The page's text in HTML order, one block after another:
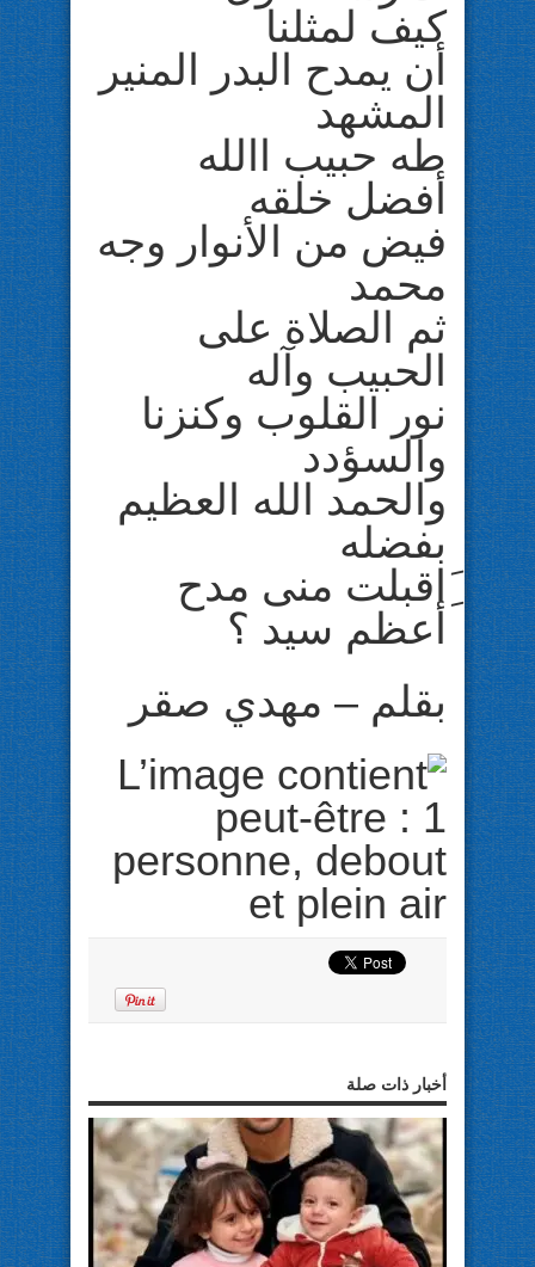
كيف لمثلنا
أن يمدح البدر المنير
المشهد
طه حبيب االله
أفضل خلقه
فيض من الأنوار وجه
محمد
ثم الصلاة على
الحبيب وآله
نور القلوب وكنزنا
والسؤدد
والحمد الله العظيم
بفضله
َِاقبلت منى مدح
أعظم سيد ؟
بقلم – مهدي صقر
أخبار ذات صلة